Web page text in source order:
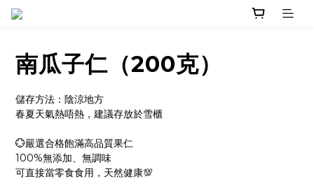
南瓜子仁（200克）
儲存方法：陰涼地方
春夏天氣熱唔熱，建議存放於雪櫃
💮嚴選合格飽滿高品質果仁
100%無添加、無調味
可直接當零食食用，天然健康💯